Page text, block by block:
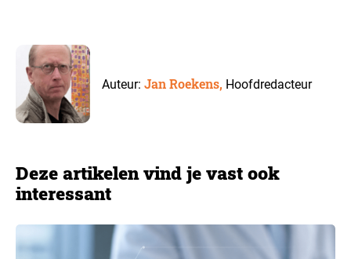
Auteur:Jan Roekens, Hoofdredacteur
Deze artikelen vind je vast ook
interessant